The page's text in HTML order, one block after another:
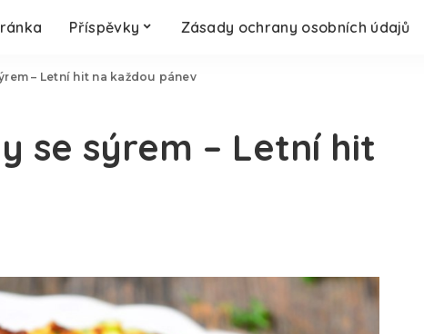
Příspěvky Zásady ochrany osobních údajů
– Letní hit na každou pánev
se sýrem – Letní hit